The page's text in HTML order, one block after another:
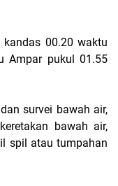
00.20 waktu
Ampar pukul 01.55
survei bawah air,
bawah air,
spil atau tumpahan